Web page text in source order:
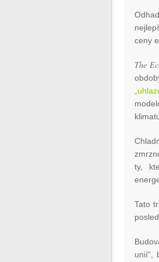
ceny
The
ty,
Tato
unií“,